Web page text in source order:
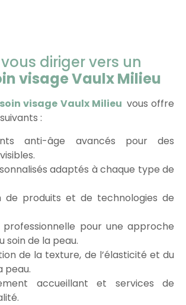
diriger vers un
visage Vaulx Milieu
visage Vaulx Milieu vous offre
:
anti-âge avancés pour des
adaptés à chaque type de
de produits et de technologies de
professionnelle pour une approche
soin de la peau.
de la texture, de l’élasticité et du
peau.
accueillant et services de